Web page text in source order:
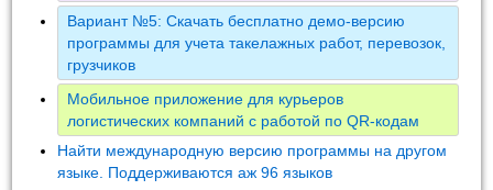
Вариант №5: Скачать бесплатно демо-версию
программы для учета такелажных работ, перевозок,
грузчиков
Мобильное приложение для курьеров
логистических компаний с работой по QR-кодам
Найти международную версию программы на другом
языке. Поддерживаются аж 96 языков